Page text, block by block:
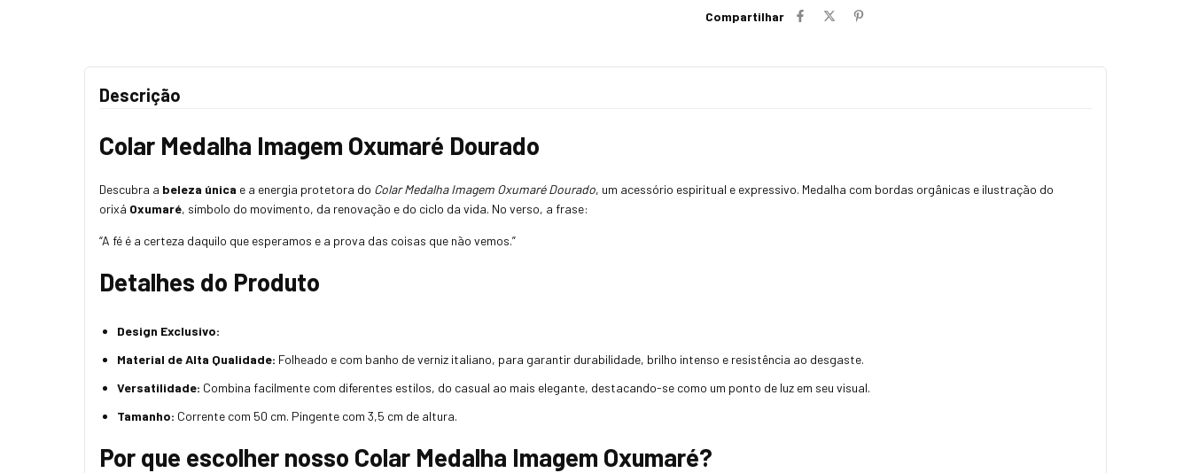
Compartilhar
Descrição
Colar Medalha Imagem Oxumaré Dourado
Descubra a beleza única e a energia protetora do Colar Medalha Imagem Oxumaré Dourado, um acessório espiritual e expressivo. Medalha com bordas orgânicas e ilustração do
orixá Oxumaré, símbolo do movimento, da renovação e do ciclo da vida. No verso, a frase:
“A fé é a certeza daquilo que esperamos e a prova das coisas que não vemos.”
Detalhes do Produto
Design Exclusivo:
Material de Alta Qualidade: Folheado e com banho de verniz italiano, para garantir durabilidade, brilho intenso e resistência ao desgaste.
Versatilidade: Combina facilmente com diferentes estilos, do casual ao mais elegante, destacando-se como um ponto de luz em seu visual.
Tamanho: Corrente com 50 cm. Pingente com 3,5 cm de altura.
Por que escolher nosso Colar Medalha Imagem Oxumaré?